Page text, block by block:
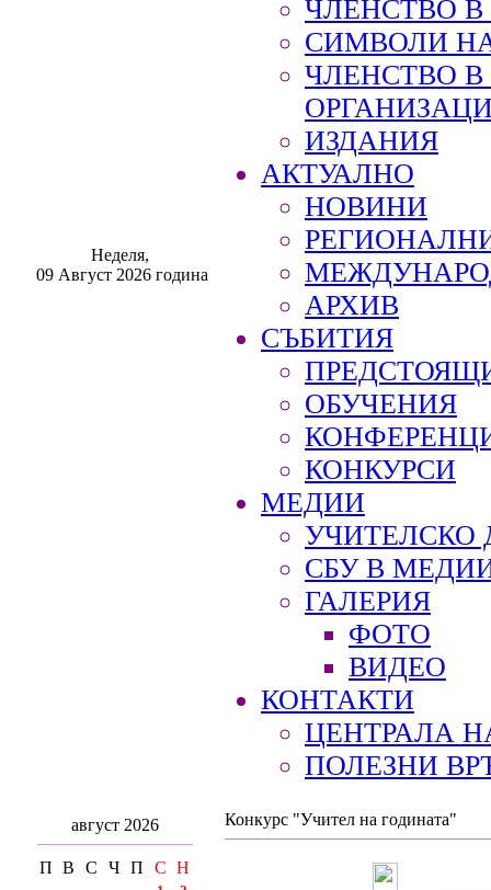
Неделя,
09 Август 2026 година
ЧЛЕНСТВО В
СИМВОЛИ
ЧЛЕНСТВО
ИЗДАНИЯ
АКТУАЛНО
НОВИНИ
АРХИВ
СЪБИТИЯ
ОБУЧЕНИЯ
КОНКУРСИ
МЕДИИ
УЧИТЕЛСКО
СБУ В
ГАЛЕРИЯ
ФОТО
ВИДЕО
КОНТАКТИ
ЦЕНТРАЛА
ПОЛЕЗНИ
август 2026
П В С Ч П С Н
Конкурс "Учител на годината"